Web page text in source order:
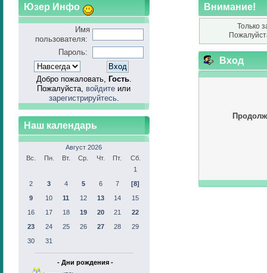
Юзер Инфо
Имя
пользователя:
Пароль:
Добро пожаловать, Гость.
Пожалуйста, войдите или
зарегистрируйтесь.
Наш календарь
Август 2026
Вс.
Пн. Вт. Ср. Чт. Пт.
Сб.
1
2
3 4 5 6 7
[8]
9
10 11 12 13 14
15
16
17 18 19 20 21
22
23
24 25 26 27 28
29
30
31
- Дни рождения -
Внимание!
Только
Вход